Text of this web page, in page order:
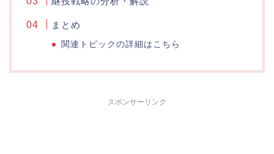
まとめ
関連トピックの詳細はこちら
スポンサーリンク